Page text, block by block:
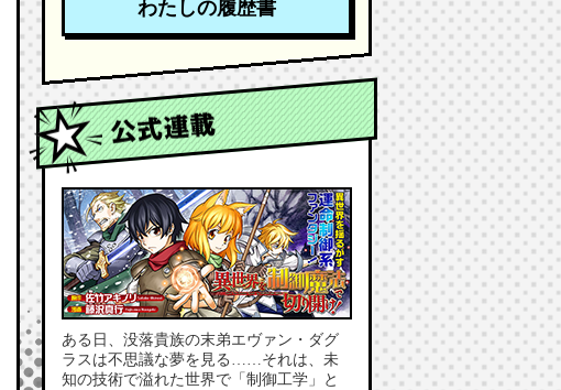
わたしの履歴書
ある日、没落貴族の末弟エヴァン・ダグ
ラスは不思議な夢を見る……それは、未
知の技術で溢れた世界で「制御工学」と